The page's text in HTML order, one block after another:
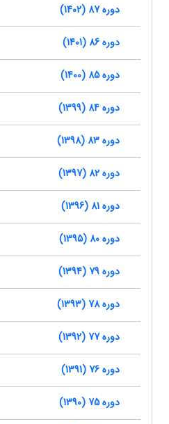
دوره 87 (1402)
دوره 86 (1401)
دوره 85 (1400)
دوره 84 (1399)
دوره 83 (1398)
دوره 82 (1397)
دوره 81 (1396)
دوره 80 (1395)
دوره 79 (1394)
دوره 78 (1393)
دوره 77 (1392)
دوره 76 (1391)
دوره 75 (1390)